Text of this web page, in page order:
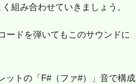
組み合わせていきましょう。
ードを弾いてもこのサウンドに
ットの「F#（ファ#）」音で構成